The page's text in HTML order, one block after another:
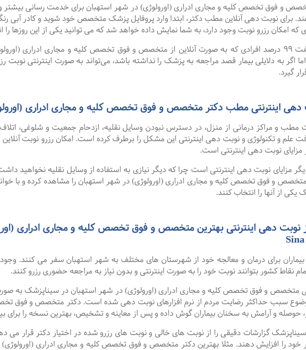
و فوق تخصص کلیه و مجاری ادراری (اورولوژی) در شهر استهبان برای خدمت رسانی بیشتر و
برای نوبت دهی آنلاین مطب دکتر، ابتدا وارد پروفایل پزشک متخصص خود شوید و کادر آبی
امکان رزرو نوبت وجود دارد، به شما نمایش داده خواهد شد که می توانید یکی از این روزها را
به جرات می‌ توان گفت ۹۹ درصد افرادی که به صورت آنلاین از متخصص و فوق تخصص کلیه و مجاری
اگر به دلایلی بیمار قصد مراجعه به پزشک را نداشته باشد، می‌تواند به صورت اینترنتی نوبت
گیرد.
دهی اینترنتی مطب دکتر متخصص و فوق تخصص کلیه و مجاری ادراری
مطب و مراکز درمانی از منزل، در دسترس نبودن وسایل نقلیه، ازدحام جمعیت و شلوغی،
نوبت دهی اینترنتی است.
مزایای نوبت دهی اینترنتی است چرا که دیگر نیازی به استفاده از وسایل نقلیه نخواهید داشت.
و فوق تخصص کلیه و مجاری ادراری (اورولوژی) در شهر استهبان را مشاهده کرده و با
از آنها را انتخاب کنند.
نوبت دهی اینترنتی بهترین متخصص و فوق تخصص کلیه و مجاری ادراری
برای درمان و معالجه خود از شهرستان های مختلف به شهر استهبان سفر می کنند.
نقاط کشور بتوانند نوبت خود را به صورت اینترنتی و بدون نیاز به مراجعه حضوری رزرو کنند.
و فوق تخصص کلیه و مجاری ادراری (اورولوژی) در شهر استهبان در سیناپزشک به صورت
موضوع سبب حداکثر رضایت مردم از نرم افزارهای نوبت دهی شده است. دکتر متخصص و فوق
حوصله و آرامش به سخنان بیماران گوش داده و پس از معاینه و تشخیص، بهترین نسخه را برای
گزارشات دقیقی را از نوبت های خالی و نوبت های رزرو شده در اختیار دکتر قرار می
خود را افزایش دهند. مثلا بهترین دکتر متخصص و فوق تخصص کلیه و مجاری ادراری